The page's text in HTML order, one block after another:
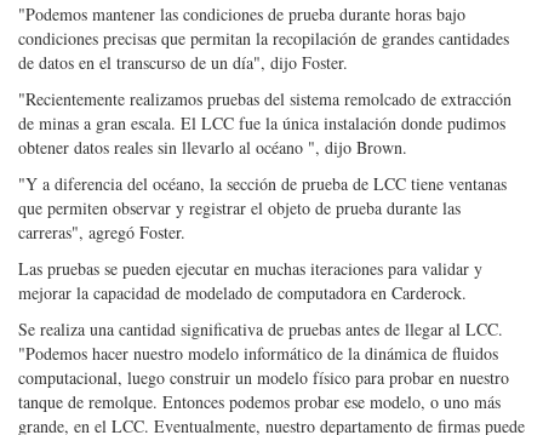
que permiten observar y registrar el objeto de prueba durante las
carreras", agregó Foster.
Las pruebas se pueden ejecutar en muchas iteraciones para validar y
mejorar la capacidad de modelado de computadora en Carderock.
Se realiza una cantidad significativa de pruebas antes de llegar al LCC.
"Podemos hacer nuestro modelo informático de la dinámica de fluidos
computacional, luego construir un modelo físico para probar en nuestro
tanque de remolque. Entonces podemos probar ese modelo, o uno más
grande, en el LCC. Eventualmente, nuestro departamento de firmas puede
Usando los datos obtenidos de los modelos de prueba en las instalaciones
mejores predicciones y luego estos modelos de computadora se pueden
utilizar para ejecutar millones de variaciones para caracterizar
completamente las propiedades y el comportamiento de diferentes
diseños.